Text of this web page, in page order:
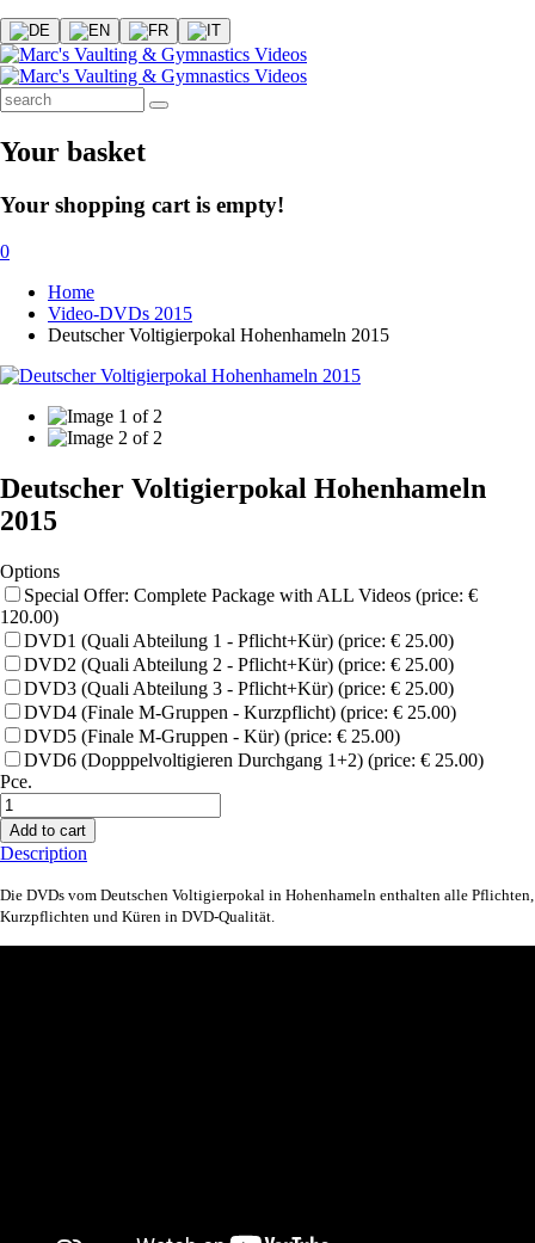
Your basket
Your shopping cart is empty!
0
Home
Video-DVDs 2015
Deutscher Voltigierpokal Hohenhameln 2015
Deutscher Voltigierpokal Hohenhameln
2015
Options
Special Offer: Complete Package with ALL Videos (price: €
120.00)
DVD1 (Quali Abteilung 1 - Pflicht+Kür) (price: € 25.00)
DVD2 (Quali Abteilung 2 - Pflicht+Kür) (price: € 25.00)
DVD3 (Quali Abteilung 3 - Pflicht+Kür) (price: € 25.00)
DVD4 (Finale M-Gruppen - Kurzpflicht) (price: € 25.00)
DVD5 (Finale M-Gruppen - Kür) (price: € 25.00)
DVD6 (Dopppelvoltigieren Durchgang 1+2) (price: € 25.00)
Pce.
Add to cart
Description
Die DVDs vom Deutschen Voltigierpokal in Hohenhameln enthalten alle Pflichten,
Kurzpflichten und Küren in DVD-Qualität.